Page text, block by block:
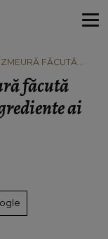
FĂCUTĂ
făcută
ai